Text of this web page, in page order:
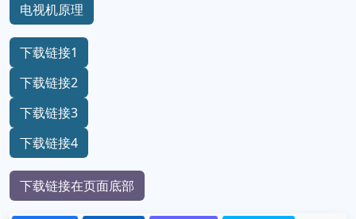
电视机原理
下载链接1
下载链接2
下载链接3
下载链接4
下载链接在页面底部